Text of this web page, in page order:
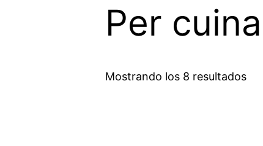
Per
Mostrando los 8 resultados